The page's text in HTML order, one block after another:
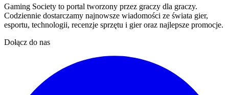
Gaming Society to portal tworzony przez graczy dla graczy.
Codziennie dostarczamy najnowsze wiadomości ze świata gier,
esportu, technologii, recenzje sprzętu i gier oraz najlepsze promocje.
Dołącz do nas